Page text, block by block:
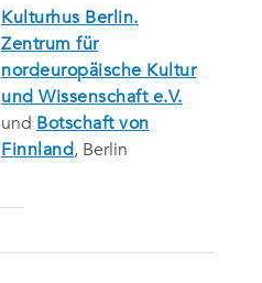
Kulturhus Berlin.
Zentrum für
nordeuropäische Kultur
und Wissenschaft e.V.
und Botschaft von
Finnland, Berlin